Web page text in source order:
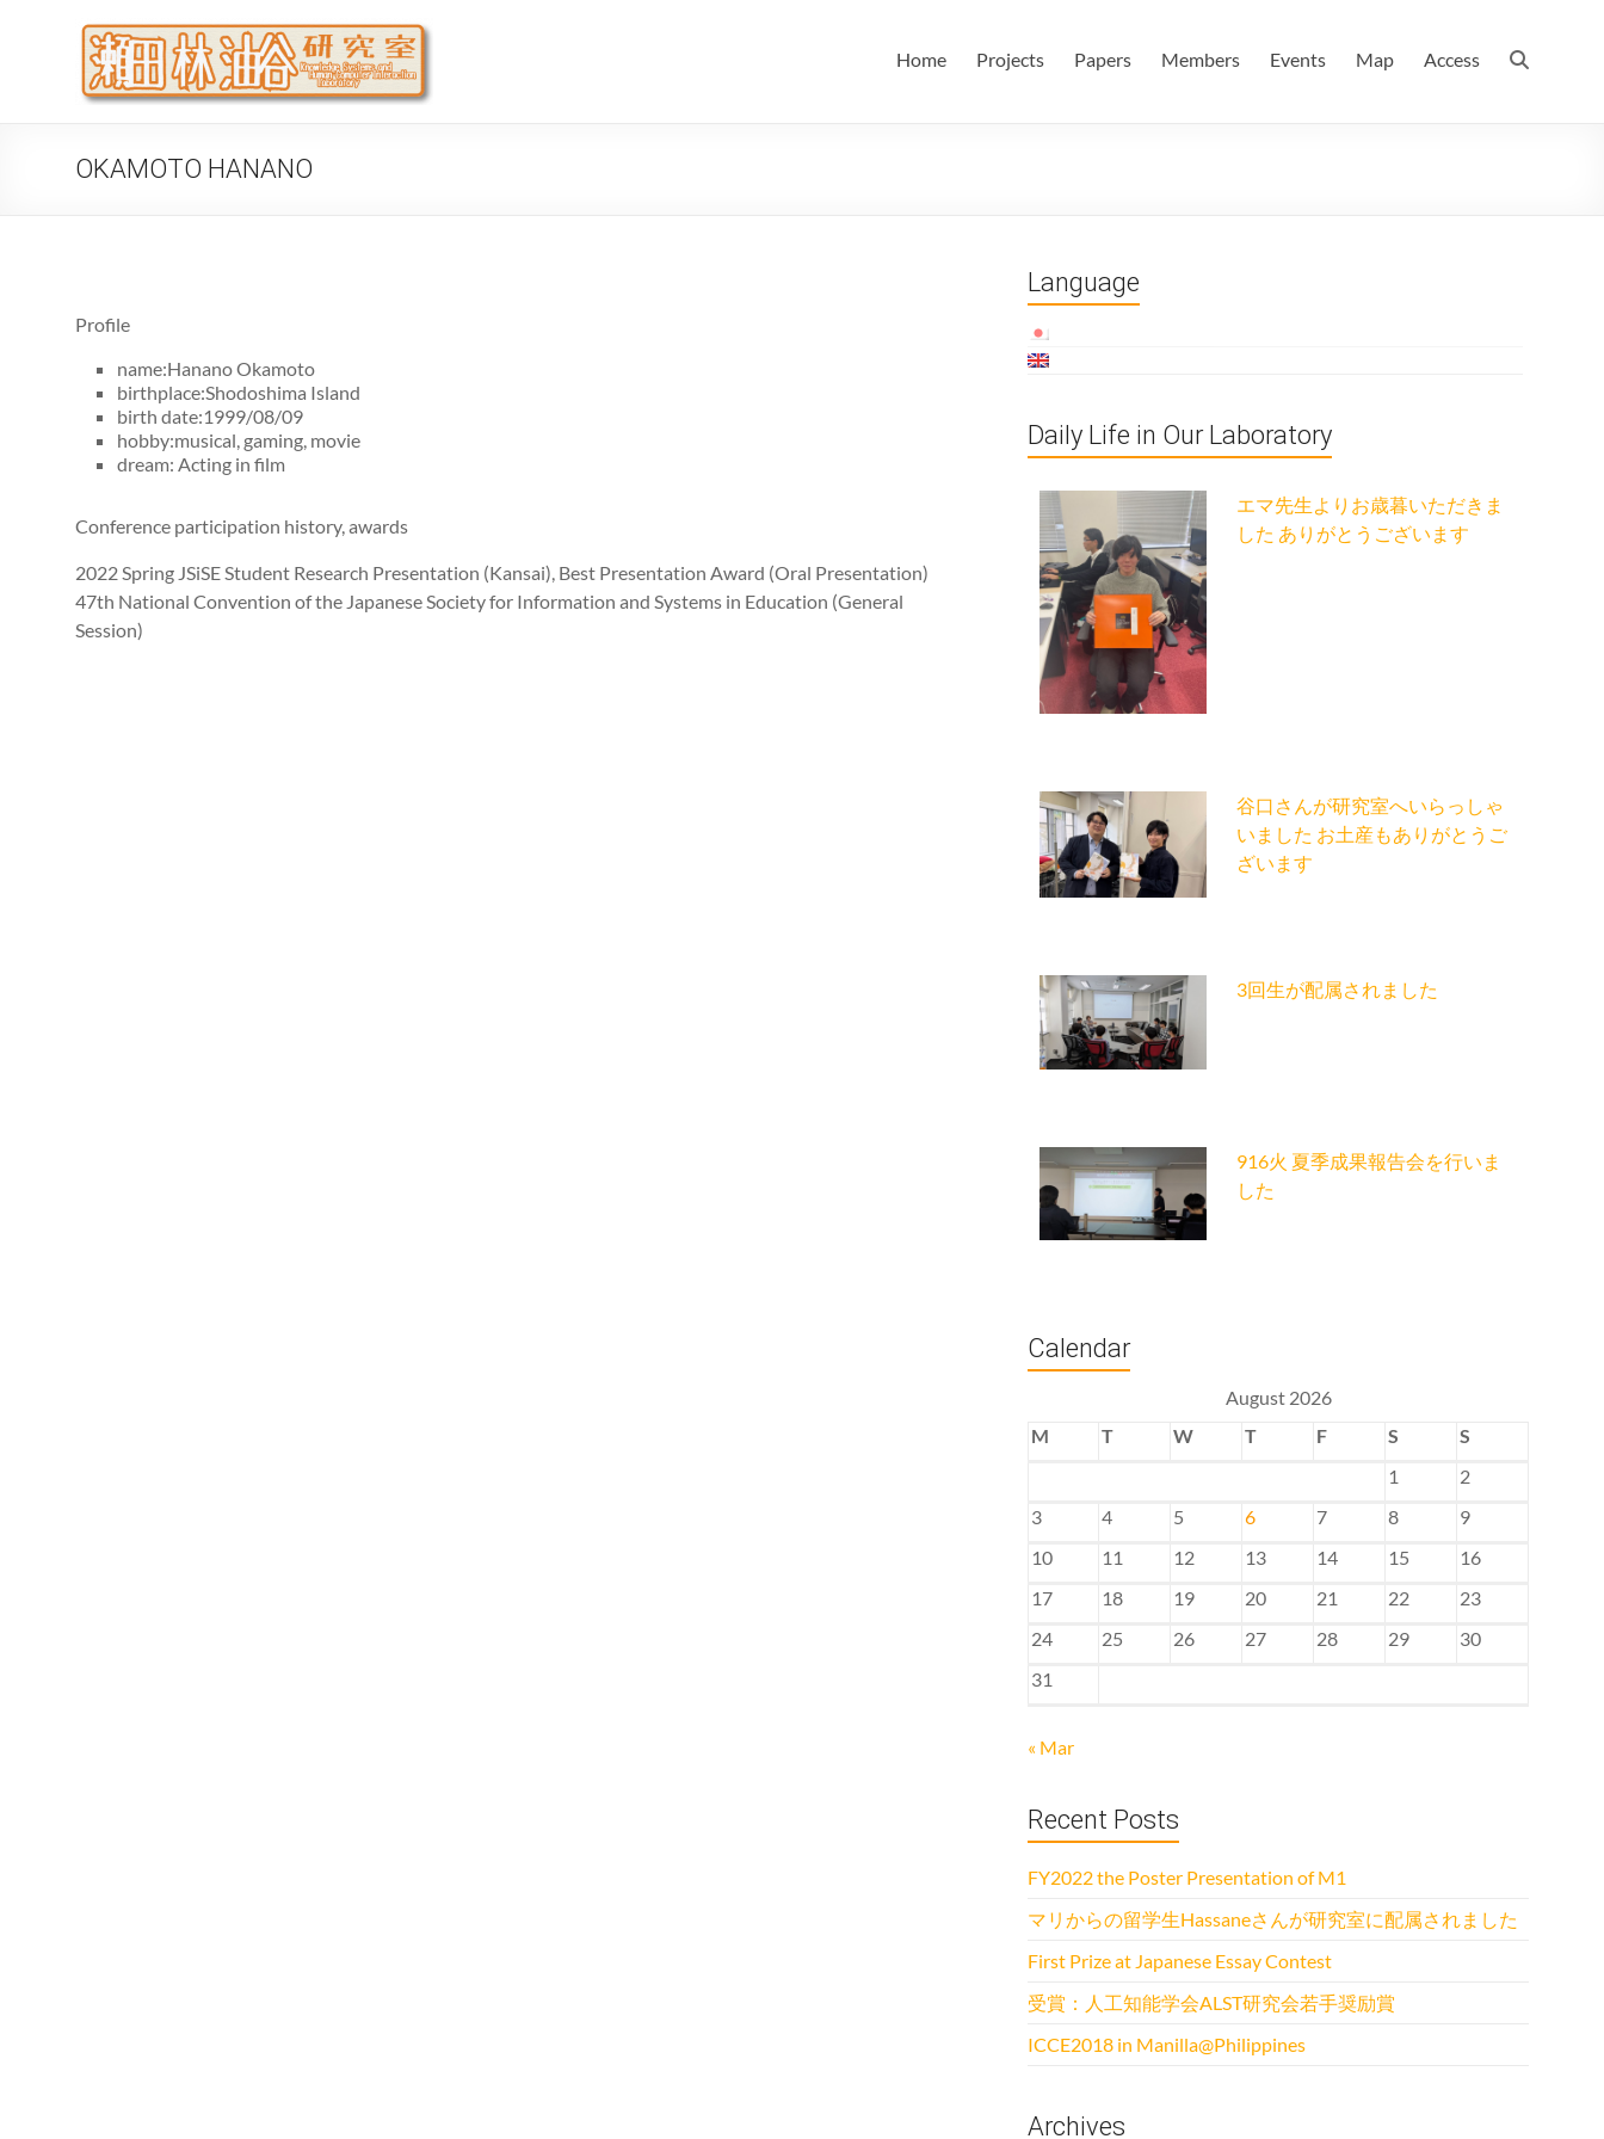
代システム科学域 知識情報システム学類 瀬田研究室
Home Projects Papers Members Events Map Access
OKAMOTO HANANO
Profile
name:Hanano Okamoto
birthplace:Shodoshima Island
birth date:1999/08/09
hobby:musical, gaming, movie
dream: Acting in film
Conference participation history, awards
2022 Spring JSiSE Student Research Presentation (Kansai), Best Presentation Award (Oral Presentation)
47th National Convention of the Japanese Society for Information and Systems in Education (General
Session)
Language
Daily Life in Our Laboratory
エマ先生よりお歳暮いただきま
した ありがとうございます
谷口さんが研究室へいらっしゃ
いました お土産もありがとうご
ざいます
3回生が配属されました
916火 夏季成果報告会を行いま
した
Calendar
August 2026
M
T W T F S
S
1
2
3
4 5 6 7 8
9
10
11 12 13 14 15
16
17
18 19 20 21 22
23
24
25 26 27 28 29
30
31
« Mar
Recent Posts
FY2022 the Poster Presentation of M1
マリからの留学生Hassaneさんが研究室に配属されました
First Prize at Japanese Essay Contest
受賞：人工知能学会ALST研究会若手奨励賞
ICCE2018 in Manilla@Philippines
Archives